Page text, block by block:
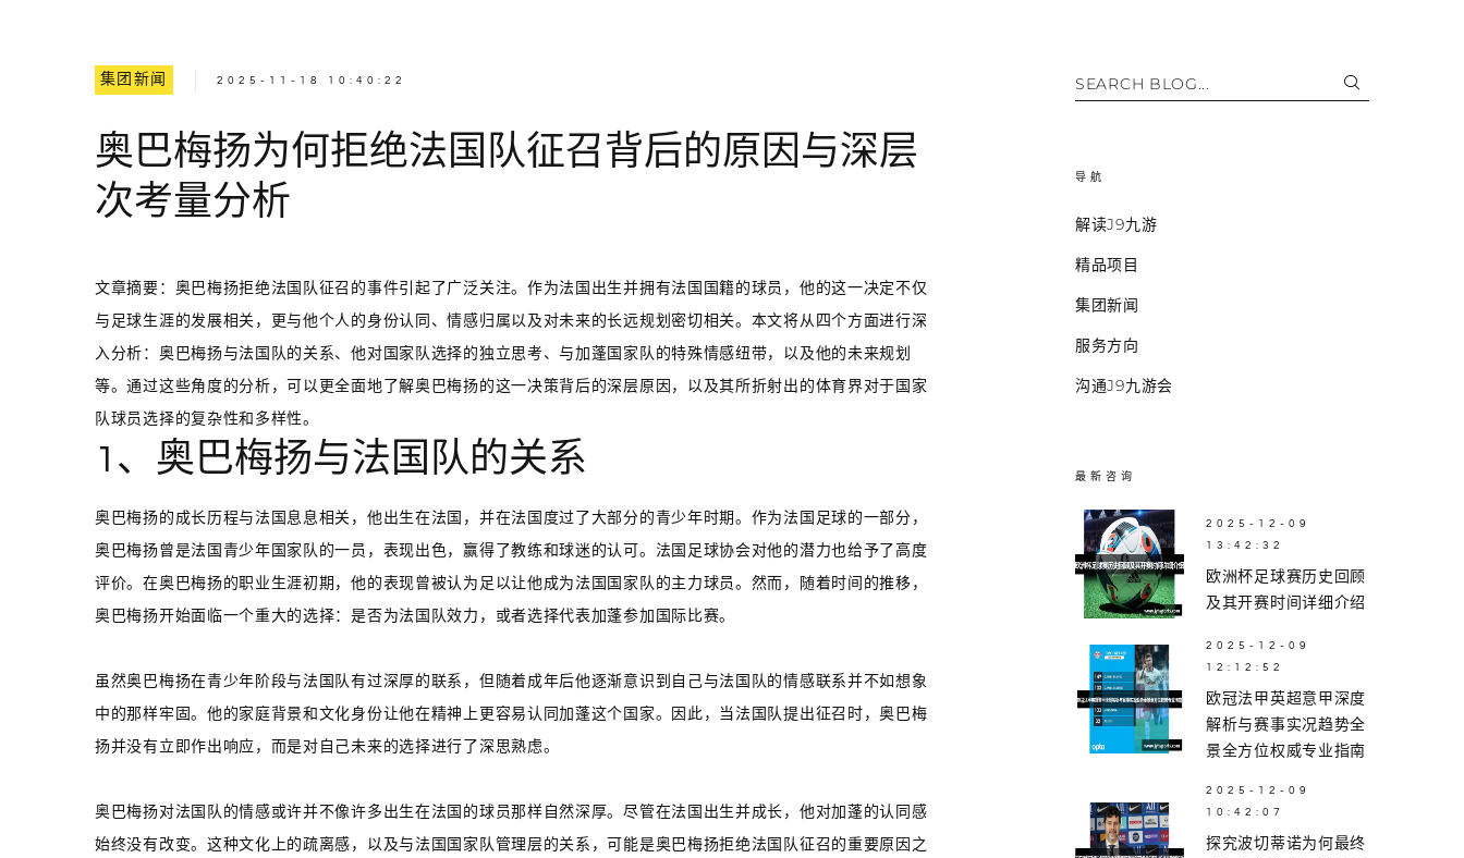
集团新闻 2025-11-18 10:40:22
奥巴梅扬为何拒绝法国队征召背后的原因与深层
次考量分析
文章摘要：奥巴梅扬拒绝法国队征召的事件引起了广泛关注。作为法国出生并拥有法国国籍的球员，他的这一决定不仅
与足球生涯的发展相关，更与他个人的身份认同、情感归属以及对未来的长远规划密切相关。本文将从四个方面进行深
入分析：奥巴梅扬与法国队的关系、他对国家队选择的独立思考、与加蓬国家队的特殊情感纽带，以及他的未来规划
等。通过这些角度的分析，可以更全面地了解奥巴梅扬的这一决策背后的深层原因，以及其所折射出的体育界对于国家
队球员选择的复杂性和多样性。
1、奥巴梅扬与法国队的关系
奥巴梅扬的成长历程与法国息息相关，他出生在法国，并在法国度过了大部分的青少年时期。作为法国足球的一部分，
奥巴梅扬曾是法国青少年国家队的一员，表现出色，赢得了教练和球迷的认可。法国足球协会对他的潜力也给予了高度
评价。在奥巴梅扬的职业生涯初期，他的表现曾被认为足以让他成为法国国家队的主力球员。然而，随着时间的推移，
奥巴梅扬开始面临一个重大的选择：是否为法国队效力，或者选择代表加蓬参加国际比赛。
虽然奥巴梅扬在青少年阶段与法国队有过深厚的联系，但随着成年后他逐渐意识到自己与法国队的情感联系并不如想象
中的那样牢固。他的家庭背景和文化身份让他在精神上更容易认同加蓬这个国家。因此，当法国队提出征召时，奥巴梅
扬并没有立即作出响应，而是对自己未来的选择进行了深思熟虑。
奥巴梅扬对法国队的情感或许并不像许多出生在法国的球员那样自然深厚。尽管在法国出生并成长，他对加蓬的认同感
始终没有改变。这种文化上的疏离感，以及与法国国家队管理层的关系，可能是奥巴梅扬拒绝法国队征召的重要原因之
SEARCH BLOG...
导航
解读J9九游
精品项目
集团新闻
服务方向
沟通J9九游会
最新咨询
2025-12-09
13:42:32
欧洲杯足球赛历史回顾
及其开赛时间详细介绍
2025-12-09
12:12:52
欧冠法甲英超意甲深度
解析与赛事实况趋势全
景全方位权威专业指南
2025-12-09
10:42:07
探究波切蒂诺为何最终